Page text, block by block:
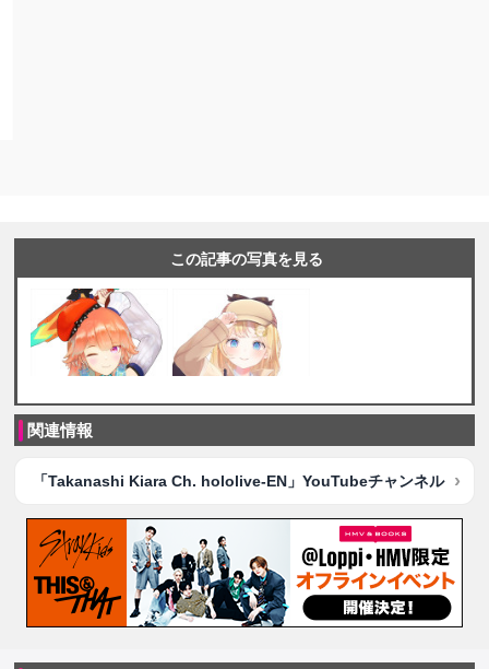
この記事の写真を見る
関連情報
「Takanashi Kiara Ch. hololive-EN」YouTubeチャンネル